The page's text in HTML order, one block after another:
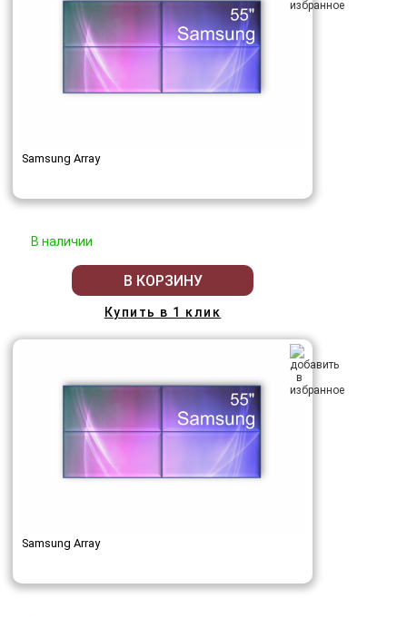
Samsung Array
В наличии
В КОРЗИНУ
Купить в 1 клик
Samsung Array